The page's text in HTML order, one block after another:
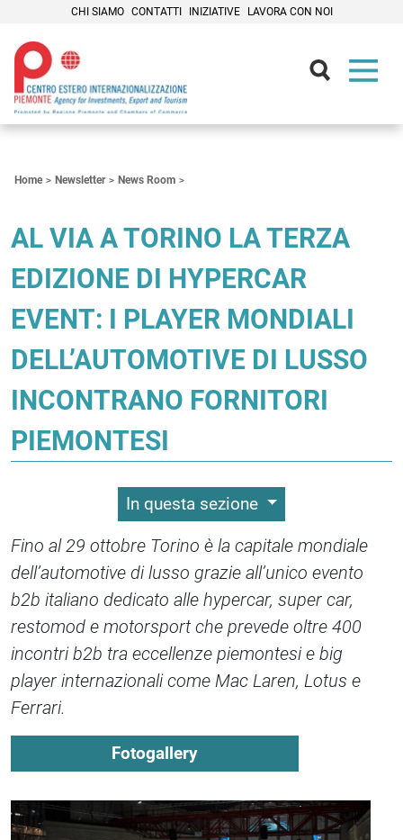
CHI SIAMO CONTATTI INIZIATIVE LAVORA CON NOI
Home Newsletter News Room
AL VIA A TORINO LA TERZA
EDIZIONE DI HYPERCAR
EVENT: I PLAYER MONDIALI
DELL’AUTOMOTIVE DI LUSSO
INCONTRANO FORNITORI
PIEMONTESI
In questa sezione
Fino al 29 ottobre Torino è la capitale mondiale
dell’automotive di lusso grazie all’unico evento
b2b italiano dedicato alle hypercar, super car,
restomod e motorsport che prevede oltre 400
incontri b2b tra eccellenze piemontesi e big
player internazionali come Mac Laren, Lotus e
Ferrari.
Fotogallery